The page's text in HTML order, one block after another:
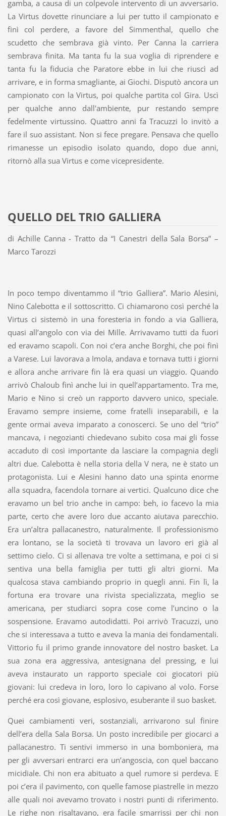
gamba, a causa di un colpevole intervento di un avversario.
La Virtus dovette rinunciare a lui per tutto il campionato e
finì col perdere, a favore del Simmenthal, quello che
scudetto che sembrava già vinto. Per Canna la carriera
sembrava finita. Ma tanta fu la sua voglia di riprendere e
tanta fu la fiducia che Paratore ebbe in lui che riuscì ad
arrivare, e in forma smagliante, ai Giochi. Disputò ancora un
campionato con la Virtus, poi qualche partita col Gira. Uscì
per qualche anno dall'ambiente, pur restando sempre
fedelmente virtussino. Quattro anni fa Tracuzzi lo invitò a
fare il suo assistant. Non si fece pregare. Pensava che quello
rimanesse un episodio isolato quando, dopo due anni,
ritornò alla sua Virtus e come vicepresidente.
QUELLO DEL TRIO GALLIERA
di Achille Canna - Tratto da “I Canestri della Sala Borsa” –
Marco Tarozzi
In poco tempo diventammo il “trio Galliera”. Mario Alesini,
Nino Calebotta e il sottoscritto. Ci chiamarono così perché la
Virtus ci sistemò in una foresteria in fondo a via Galliera,
quasi all’angolo con via dei Mille. Arrivavamo tutti da fuori
ed eravamo scapoli. Con noi c’era anche Borghi, che poi finì
a Varese. Lui lavorava a Imola, andava e tornava tutti i giorni
e allora anche arrivare fin là era quasi un viaggio. Quando
arrivò Chaloub finì anche lui in quell’appartamento. Tra me,
Mario e Nino si creò un rapporto davvero unico, speciale.
Eravamo sempre insieme, come fratelli inseparabili, e la
gente ormai aveva imparato a conoscerci. Se uno del “trio”
mancava, i negozianti chiedevano subito cosa mai gli fosse
accaduto di così importante da lasciare la compagnia degli
altri due. Calebotta è nella storia della V nera, ne è stato un
protagonista. Lui e Alesini hanno dato una spinta enorme
alla squadra, facendola tornare ai vertici. Qualcuno dice che
eravamo un bel trio anche in campo: beh, io facevo la mia
parte, certo che avere loro due accanto aiutava parecchio.
Era un’altra pallacanestro, naturalmente. Il professionismo
era lontano, se la società ti trovava un lavoro eri già al
settimo cielo. Ci si allenava tre volte a settimana, e poi ci si
sentiva una bella famiglia per tutti gli altri giorni. Ma
qualcosa stava cambiando proprio in quegli anni. Fin lì, la
fortuna era trovare una rivista specializzata, meglio se
americana, per studiarci sopra cose come l’uncino o la
sospensione. Eravamo autodidatti. Poi arrivò Tracuzzi, uno
che si interessava a tutto e aveva la mania dei fondamentali.
Vittorio fu il primo grande innovatore del nostro basket. La
sua zona era aggressiva, antesignana del pressing, e lui
aveva instaurato un rapporto speciale coi giocatori più
giovani: lui credeva in loro, loro lo capivano al volo. Forse
perché era così giovane, esplosivo, esuberante il suo basket.
Quei cambiamenti veri, sostanziali, arrivarono sul finire
dell’era della Sala Borsa. Un posto incredibile per giocarci a
pallacanestro. Ti sentivi immerso in una bomboniera, ma
per gli avversari entrarci era un’angoscia, con quel baccano
micidiale. Chi non era abituato a quel rumore si perdeva. E
poi c’era il pavimento, con quelle famose piastrelle in mezzo
alle quali noi avevamo trovato i nostri punti di riferimento.
Le righe non risaltavano, era facile smarrissi per chi non